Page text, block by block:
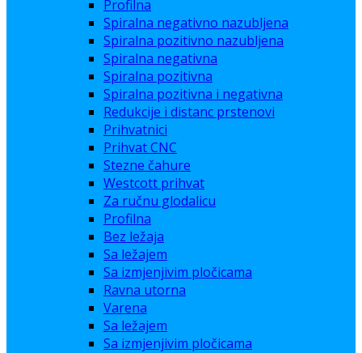
Profilna
Spiralna negativno nazubljena
Spiralna pozitivno nazubljena
Spiralna negativna
Spiralna pozitivna
Spiralna pozitivna i negativna
Redukcije i distanc prstenovi
Prihvatnici
Prihvat CNC
Stezne čahure
Westcott prihvat
Za ručnu glodalicu
Profilna
Bez ležaja
Sa ležajem
Sa izmjenjivim pločicama
Ravna utorna
Varena
Sa ležajem
Sa izmjenjivim pločicama